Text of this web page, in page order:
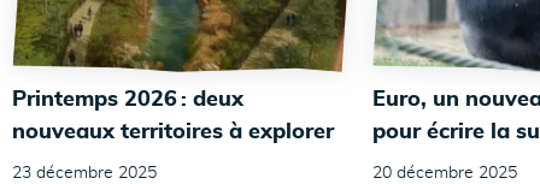
Printemps 2026 : deux
nouveaux territoires à explorer
23 décembre 2025
Euro, un
pour écrire la
20 décembre 2025